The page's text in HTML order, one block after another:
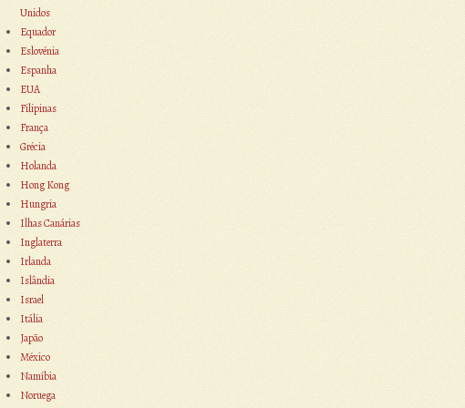
Unidos
Equador
Eslovénia
Espanha
EUA
Filipinas
França
Grécia
Holanda
Hong Kong
Hungria
Ilhas Canárias
Inglaterra
Irlanda
Islândia
Israel
Itália
Japão
México
Namíbia
Noruega